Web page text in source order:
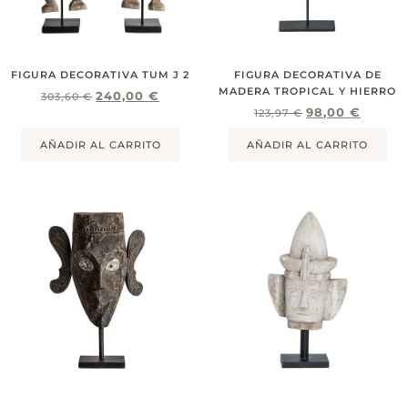
FIGURA DECORATIVA TUM J 2
303,60€ 240,00€
AÑADIR AL CARRITO
FIGURA DECORATIVA DE
MADERA TROPICAL Y HIERRO
123,97€ 98,00€
AÑADIR AL CARRITO